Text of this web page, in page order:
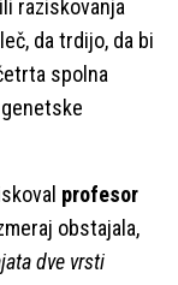
raziskovanja
da trdijo, da bi
spolna
profesor
obstajala,
dve vrsti